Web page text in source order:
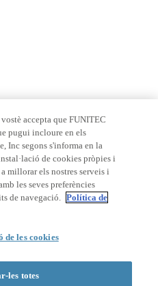
- URL |Avís legal
accepta que FUNITEC
pugui incloure en els
Inc segons s'informa en la
de cookies pròpies i
millorar els nostres serveis i
les seves preferències
de navegació. Política de
de les cookies
les totes